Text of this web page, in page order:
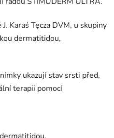
Karaś Tęcza DVM, u skupiny
dermatitidou,
ukazují stav srsti před,
terapii pomocí